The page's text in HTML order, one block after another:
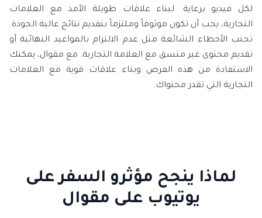
لكل فيديو برعاية. لبناء علاقات طويلة الأمد مع العلامات
التجارية، يجب أن تكون موثوقاً وملتزماً بتقديم نتائج عالية الجودة.
تجنب الأخطاء الشائعة مثل عدم الالتزام بالمواعيد النهائية أو
تقديم محتوى غير متسق مع العلامة التجارية. مع مقوال، يمكنك
الاستفادة من هذه الفرص وبناء علاقات قوية مع العلامات
التجارية التي تقدر محتواك.
لماذا ينجح مؤثرو السفر على
يوتيوب على مقوال